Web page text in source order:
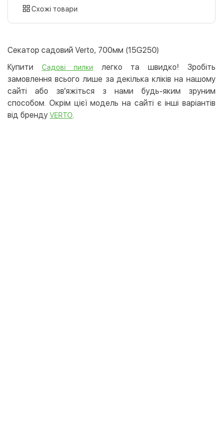
картою
LiqPay
Apple Pay
Google Pay
Безготівковий розрахунок
Оплата на карту юр.особи
Безкоштовно
Схожі товари
Секатор садовий Verto, 700мм (15G250)
Купити
Садові пилки
легко та швидко! Зробіть
замовлення всього лише за декілька кліків на нашому
сайті або зв'яжіться з нами будь-яким зруним
способом. Окрім цієї модель на сайті є інші варіантів
від бренду VERTO.